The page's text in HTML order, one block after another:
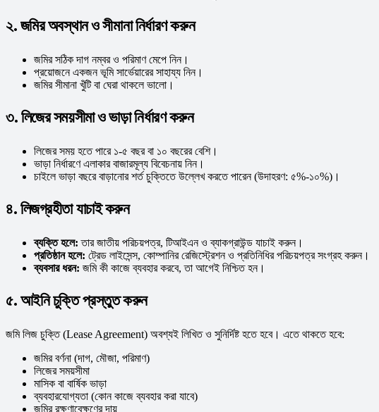
২. জমির অবস্থান ও সীমানা নির্ধারণ করুন
জমির সঠিক দাগ নম্বর ও পরিমাণ মেপে নিন।
প্রয়োজনে একজন ভূমি সার্ভেয়ারের সাহায্য নিন।
জমির সীমানা খুঁটি বা ঘেরা থাকলে ভালো।
৩. লিজের সময়সীমা ও ভাড়া নির্ধারণ করুন
লিজের সময় হতে পারে ১-৫ বছর বা ১০ বছরের বেশি।
ভাড়া নির্ধারণে এলাকার বাজারমূল্য বিবেচনায় নিন।
চাইলে ভাড়া বছরে বাড়ানোর শর্ত চুক্তিতে উল্লেখ করতে পারেন (উদাহরণ: ৫%-১০%)।
৪. লিজগ্রহীতা যাচাই করুন
ব্যক্তি হলে: তার জাতীয় পরিচয়পত্র, টিআইএন ও ব্যাকগ্রাউন্ড যাচাই করুন।
প্রতিষ্ঠান হলে: ট্রেড লাইসেন্স, কোম্পানির রেজিস্ট্রেশন ও প্রতিনিধির পরিচয়পত্র সংগ্রহ করুন।
ব্যবসার ধরন: জমি কী কাজে ব্যবহার করবে, তা আগেই নিশ্চিত হন।
৫. আইনি চুক্তি প্রস্তুত করুন
জমি লিজ চুক্তি (Lease Agreement) অবশ্যই লিখিত ও সুনির্দিষ্ট হতে হবে। এতে থাকতে হবে:
জমির বর্ণনা (দাগ, মৌজা, পরিমাণ)
লিজের সময়সীমা
মাসিক বা বার্ষিক ভাড়া
ব্যবহারযোগ্যতা (কোন কাজে ব্যবহার করা যাবে)
জমির রক্ষণাবেক্ষণের দায়